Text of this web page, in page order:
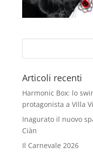
Articoli recenti
Harmonic Box: lo
protagonista a Villa
Inagurato il nuovo
Ciàn
Il Carnevale 2026